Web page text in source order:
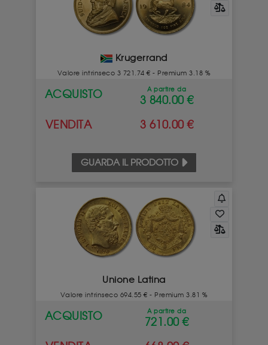
Krugerrand
Valore intrinseco 3 721.74 € - Premium 3.18 %
ACQUISTO A partire da
3 840.00 €
VENDITA
3 610.00 €
GUARDA IL PRODOTTO
Unione Latina
Valore intrinseco 694.55 € - Premium 3.81 %
ACQUISTO A partire da
721.00 €